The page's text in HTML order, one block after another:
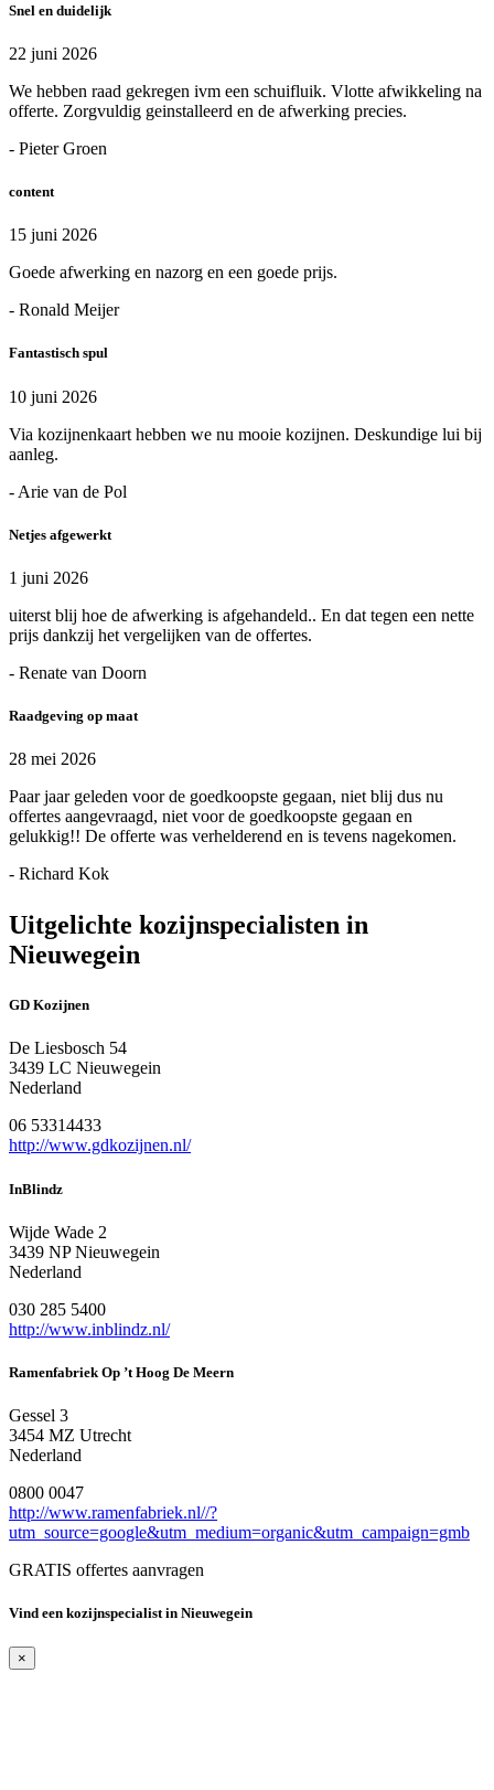
Snel en duidelijk
22 juni 2026
We hebben raad gekregen ivm een schuifluik. Vlotte afwikkeling na
offerte. Zorgvuldig geinstalleerd en de afwerking precies.
- Pieter Groen
content
15 juni 2026
Goede afwerking en nazorg en een goede prijs.
- Ronald Meijer
Fantastisch spul
10 juni 2026
Via kozijnenkaart hebben we nu mooie kozijnen. Deskundige lui bij
aanleg.
- Arie van de Pol
Netjes afgewerkt
1 juni 2026
uiterst blij hoe de afwerking is afgehandeld.. En dat tegen een nette
prijs dankzij het vergelijken van de offertes.
- Renate van Doorn
Raadgeving op maat
28 mei 2026
Paar jaar geleden voor de goedkoopste gegaan, niet blij dus nu
offertes aangevraagd, niet voor de goedkoopste gegaan en
gelukkig!! De offerte was verhelderend en is tevens nagekomen.
- Richard Kok
Uitgelichte kozijnspecialisten in
Nieuwegein
GD Kozijnen
De Liesbosch 54
3439 LC Nieuwegein
Nederland
06 53314433
http://www.gdkozijnen.nl/
InBlindz
Wijde Wade 2
3439 NP Nieuwegein
Nederland
030 285 5400
http://www.inblindz.nl/
Ramenfabriek Op ’t Hoog De Meern
Gessel 3
3454 MZ Utrecht
Nederland
0800 0047
http://www.ramenfabriek.nl//?
utm_source=google&utm_medium=organic&utm_campaign=gmb
GRATIS offertes aanvragen
Vind een kozijnspecialist in Nieuwegein
×